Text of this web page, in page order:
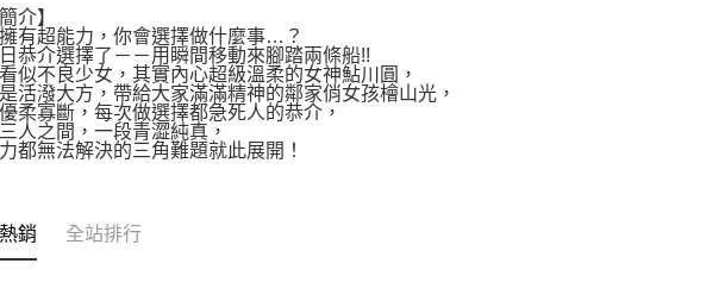
介】
有超能力，你會選擇做什麼事…？
恭介選擇了－－用瞬間移動來腳踏兩條船!!
似不良少女，其實內心超級溫柔的女神鮎川圓，
活潑大方，帶給大家滿滿精神的鄰家俏女孩檜山光，
柔寡斷，每次做選擇都急死人的恭介，
人之間，一段青澀純真，
都無法解決的三角難題就此展開！
銷 全站排行